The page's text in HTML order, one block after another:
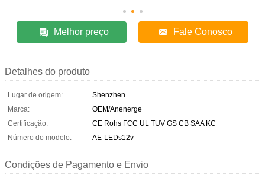
Melhor preço Fale Conosco
Detalhes do produto
Lugar de origem:
Shenzhen
Marca:
OEM/Anenerge
Certificação:
CE Rohs FCC UL TUV GS CB SAA KC
Número do modelo:
AE-LEDs12v
Condições de Pagamento e Envio